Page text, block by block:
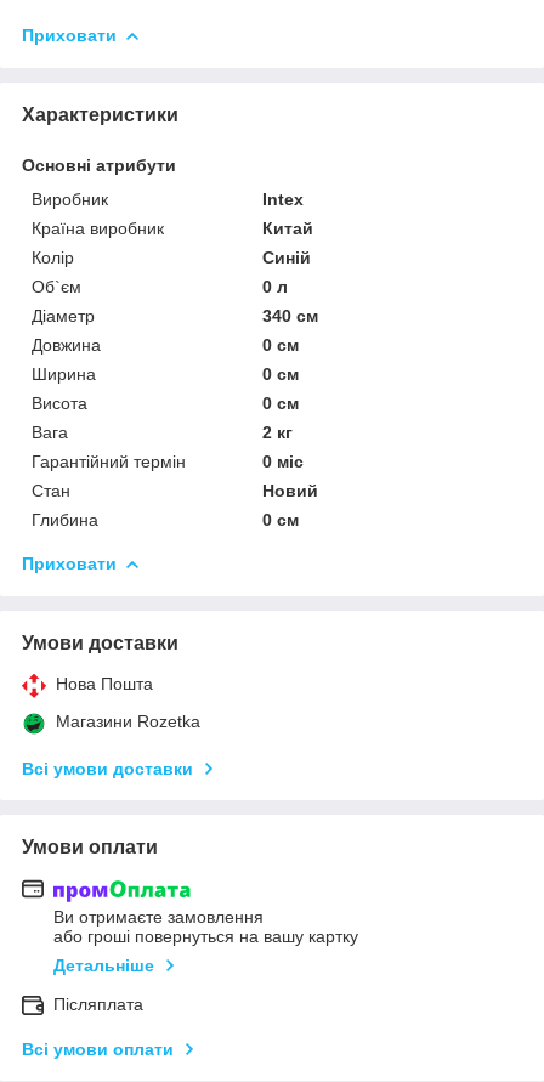
Приховати
Характеристики
Основні атрибути
Виробник
Intex
Країна виробник
Китай
Колір
Синій
Об`єм
0 л
Діаметр
340 см
Довжина
0 см
Ширина
0 см
Висота
0 см
Вага
2 кг
Гарантійний термін
0 міс
Стан
Новий
Глибина
0 см
Приховати
Умови доставки
Нова Пошта
Магазини Rozetka
Всі умови доставки
Умови оплати
Ви отримаєте замовлення
або гроші повернуться на вашу картку
Детальніше
Післяплата
Всі умови оплати